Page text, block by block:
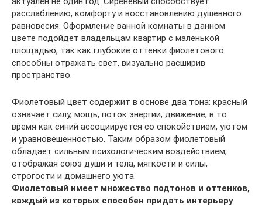
расслаблению, комфорту и восстановлению душевного
равновесия. Оформление ванной комнаты в данном
цвете подойдет владельцам квартир с маленькой
площадью, так как глубокие оттенки фиолетового
способны отражать свет, визуально расширив
пространство.
Фиолетовый цвет содержит в основе два тона: красный
означает силу, мощь, поток энергии, движение, в то
время как синий ассоциируется со спокойствием, уютом
и уравновешенностью. Таким образом фиолетовый
обладает сильным психологическим воздействием,
отображая союз души и тела, мягкости и силы,
строгости и домашнего уюта.
Фиолетовый имеет множество подтонов и оттенков,
каждый из которых способен придать интерьеру